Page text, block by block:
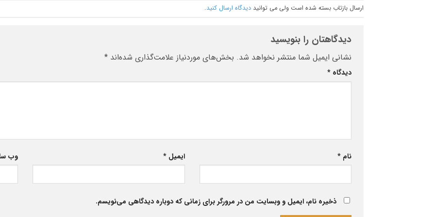
ارسال بازتاب بسته شده است ولی می توانید دیدگاه ارسال کنید.
دیدگاهتان را بنویسید
نشانی ایمیل شما منتشر نخواهد شد. بخش‌های موردنیاز علامت‌گذاری شده‌اند *
دیدگاه *
نام * ایمیل* وب‌
ذخیره نام، ایمیل و وبسایت من در مرورگر برای زمانی که دوباره دیدگاهی می‌نویسم.